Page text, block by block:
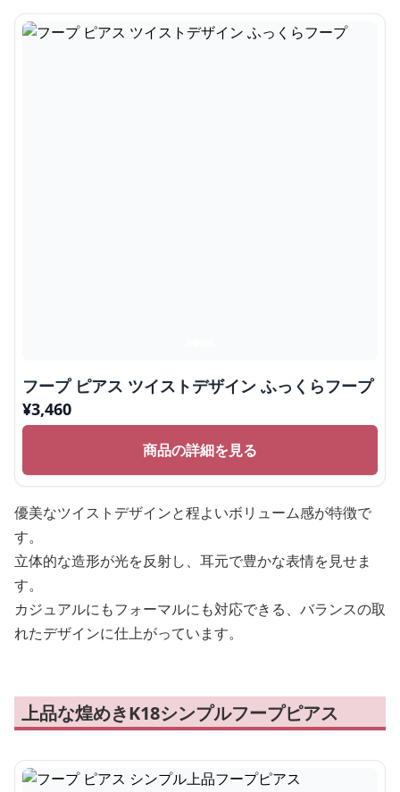
フープ ピアス ツイストデザイン ふっくらフープ
¥3,460
商品の詳細を見る
優美なツイストデザインと程よいボリューム感が特徴で
す。
立体的な造形が光を反射し、耳元で豊かな表情を見せま
す。
カジュアルにもフォーマルにも対応できる、バランスの取
れたデザインに仕上がっています。
上品な煌めきK18シンプルフープピアス